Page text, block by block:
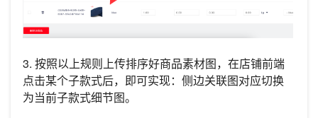
3. 按照以上规则上传排序好商品素材图，在店铺前端
点击某个子款式后，即可实现：侧边关联图对应切换
为当前子款式细节图。